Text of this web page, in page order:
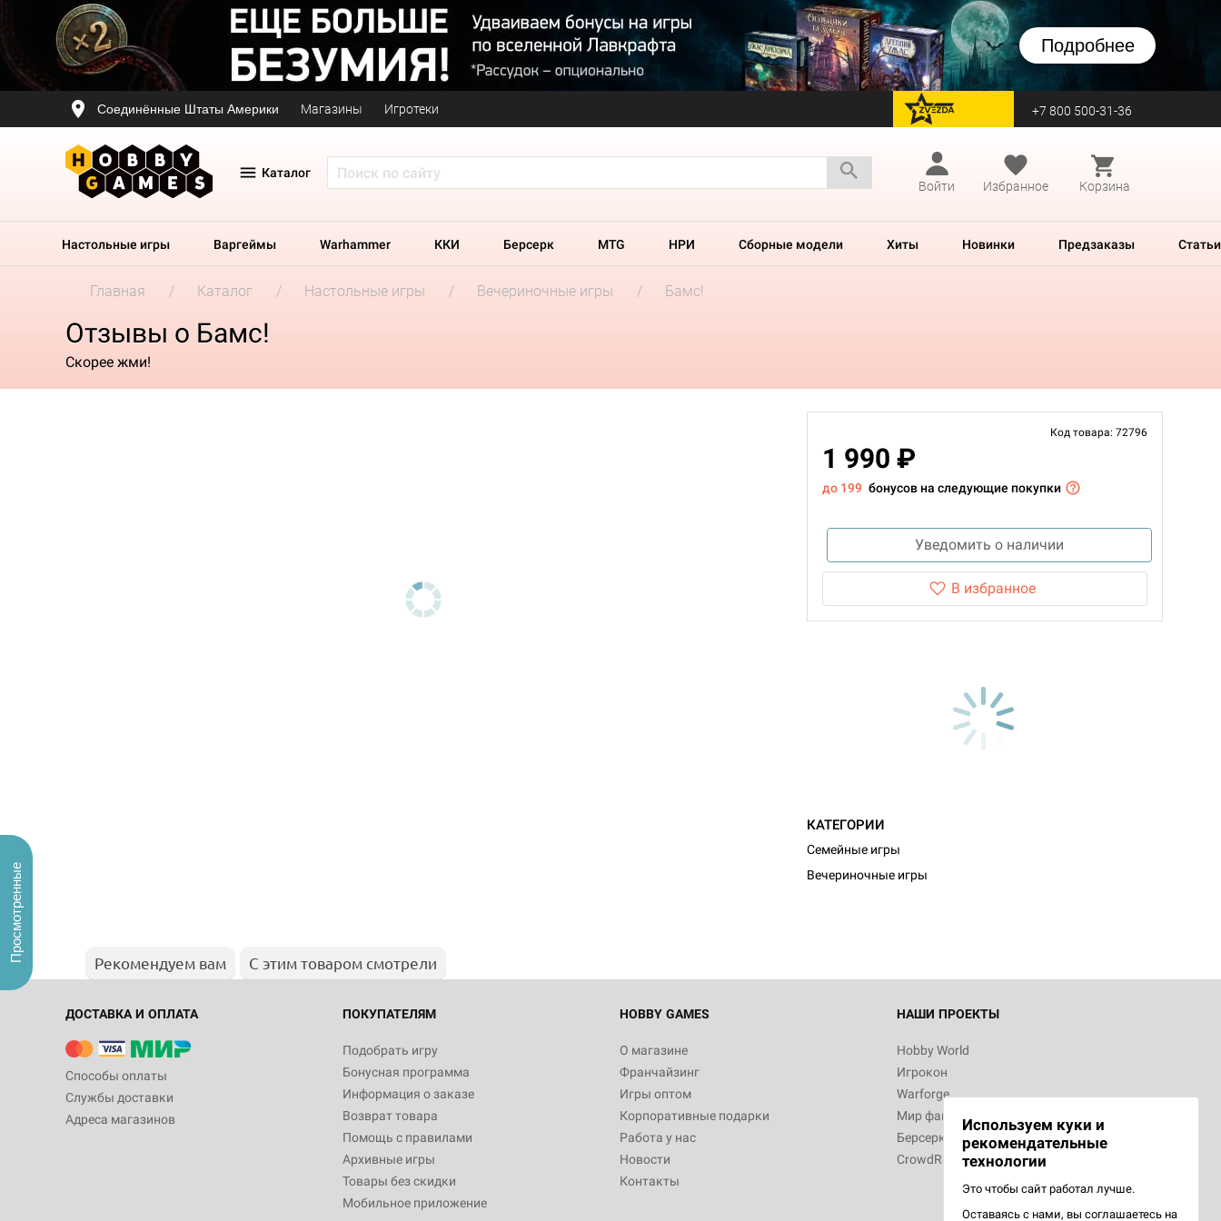
Подробнее
Соединённые Штаты Америки Магазины Игротеки перейти на Zvezda +7 800 500-31-36
Каталог
Войти
Избранное Корзина
Настольные игры Варгеймы Warhammer ККИ Берсерк MTG НРИ Сборные модели Хиты Новинки Предзаказы Статьи
Главная Каталог Настольные игры Вечериночные игры Бамс!
Отзывы о Бамс!
Скорее жми!
Код товара: 72796
1 990 ₽
до 199 бонусов на следующие покупки
Уведомить о наличии
В избранное
КАТЕГОРИИ
Семейные игры
Вечериночные игры
Рекомендуем вам С этим товаром смотрели
ДОСТАВКА И ОПЛАТА
Способы оплаты
Службы доставки
Адреса магазинов
ПОКУПАТЕЛЯМ
Подобрать игру
Бонусная программа
Информация о заказе
Возврат товара
Помощь с правилами
Архивные игры
Товары без скидки
Мобильное приложение
HOBBY GAMES
О магазине
Франчайзинг
Игры оптом
Корпоративные подарки
Работа у нас
Новости
Контакты
НАШИ ПРОЕКТЫ
Hobby World
Игрокон
Warforge
Мир фантастики
Берсерк
CrowdRepublic
Используем куки и
рекомендательные
технологии
Это чтобы сайт работал лучше.
Оставаясь с нами, вы соглашаетесь на
Просмотренные
Настольная игра Hobby World Монстры
Белая смерть
12 990
Настольная игра Hobby World Берсерк.
3 490